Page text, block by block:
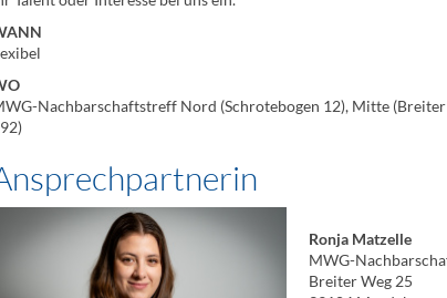
Nachbarschaftstreff Nord (Schrotebogen 12), Mitte
Ronja Matzelle
MWG-
Breiter Weg 25